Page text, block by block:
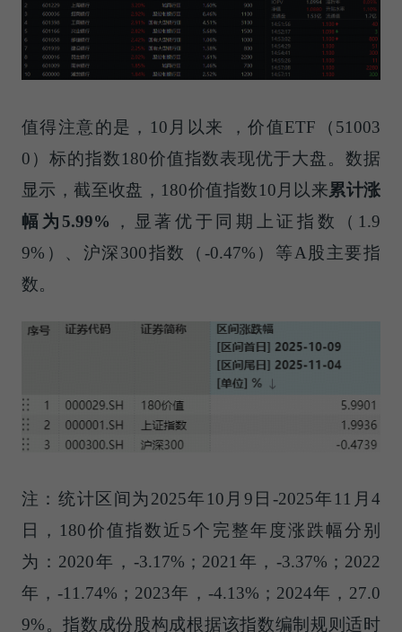
值得注意的是，10月以来 ，价值ETF（51003
0）标的指数180价值指数表现优于大盘。数据
显示，截至收盘，180价值指数10月以来累计涨
幅为 5.99%
，显著优于同期上证指数（1.9
9%）、沪深300指数（-0.47%）等A股主要指
数。
注：统计区间为2025年10月9日-2025年11月4
日，180价值指数近5个完整年度涨跌幅分别
为：2020年，-3.17%；2021年，-3.37%；2022
年，-11.74%；2023年，-4.13%；2024年，27.0
9%。指数成份股构成根据该指数编制规则适时